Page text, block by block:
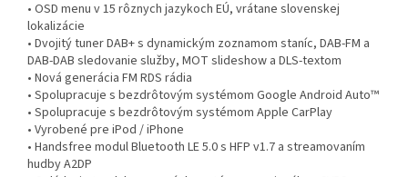
• OSD menu v 15 rôznych jazykoch EÚ, vrátane slovenskej
lokalizácie
• Dvojitý tuner DAB+ s dynamickým zoznamom staníc, DAB-FM a
DAB-DAB sledovanie služby, MOT slideshow a DLS-textom
• Nová generácia FM RDS rádia
• Spolupracuje s bezdrôtovým systémom Google Android Auto™
• Spolupracuje s bezdrôtovým systémom Apple CarPlay
• Vyrobené pre iPod / iPhone
• Handsfree modul Bluetooth LE 5.0 s HFP v1.7 a streamovaním
hudby A2DP